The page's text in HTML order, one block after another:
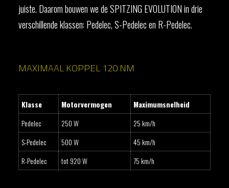
juiste. Daarom bouwen we de SPITZING EVOLUTION in drie
verschillende klassen: Pedelec, S-Pedelec en R-Pedelec.
MAXIMAAL KOPPEL 120 NM
Klasse Motorvermogen
Maximumsnelheid
Pedelec
250 W
25 km/h
S-Pedelec
500 W
45 km/h
R-Pedelec
tot 920 W 75 km/h